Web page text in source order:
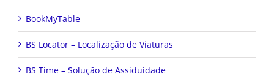
BookMyTable
BS Locator – Localização de Viaturas
BS Time – Solução de Assiduidade